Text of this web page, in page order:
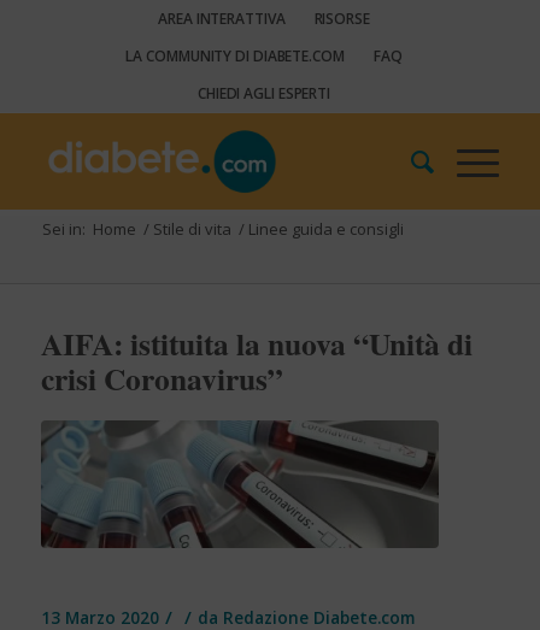
AREA INTERATTIVA
RISORSE
LA COMMUNITY DI DIABETE.COM
FAQ
CHIEDI AGLI ESPERTI
Sei in: Home / Stile di vita / Linee guida e consigli
AIFA: istituita la nuova “Unità di
crisi Coronavirus”
13 Marzo 2020 / / da Redazione Diabete.com